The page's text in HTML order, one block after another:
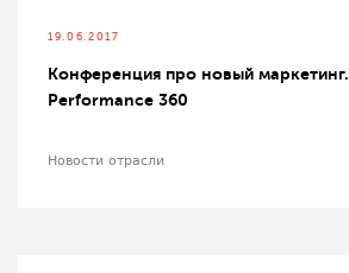
19.06.2017
Конференция про новый маркетинг.
Performance 360
Новости отрасли